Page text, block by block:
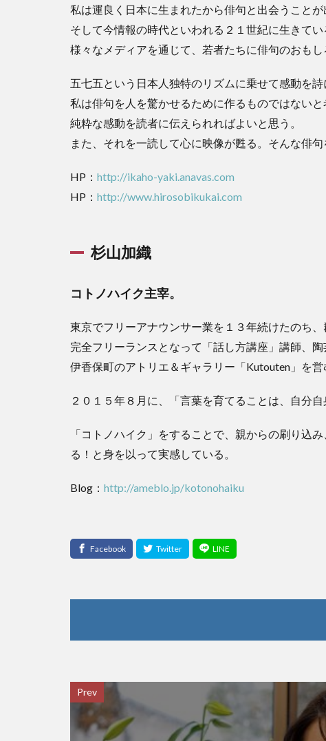
私は運良く日本に生まれたから俳句と出会うことが
そして今情報の時代といわれる２１世紀に生きてい
様々なメディアを通じて、若者たちに俳句のおも
五七五という日本人独特のリズムに乗せて感動を詩
私は俳句を人を驚かせるために作るものではないと
純粋な感動を読者に伝えられればよいと思う。
また、それを一読して心に映像が甦る。そんな俳句
HP： http://ikaho-yaki.anavas.com
HP： http://www.hirosobikukai.com
杉山加織
コトノハイク主宰。
東京でフリーアナウンサー業を１３年続けたのち、
完全フリーランスとなって「話し方講座」講師、陶
伊香保町のアトリエ＆ギャラリー「Kutouten」を営
２０１５年８月に、「言葉を育てることは、自分
「コトノハイク」をすることで、親からの刷り込
る！と身を以って実感している。
Blog： http://ameblo.jp/kotonohaiku
Prev